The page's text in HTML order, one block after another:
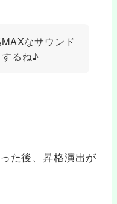
なサウンド
るね♪
た後、昇格演出が